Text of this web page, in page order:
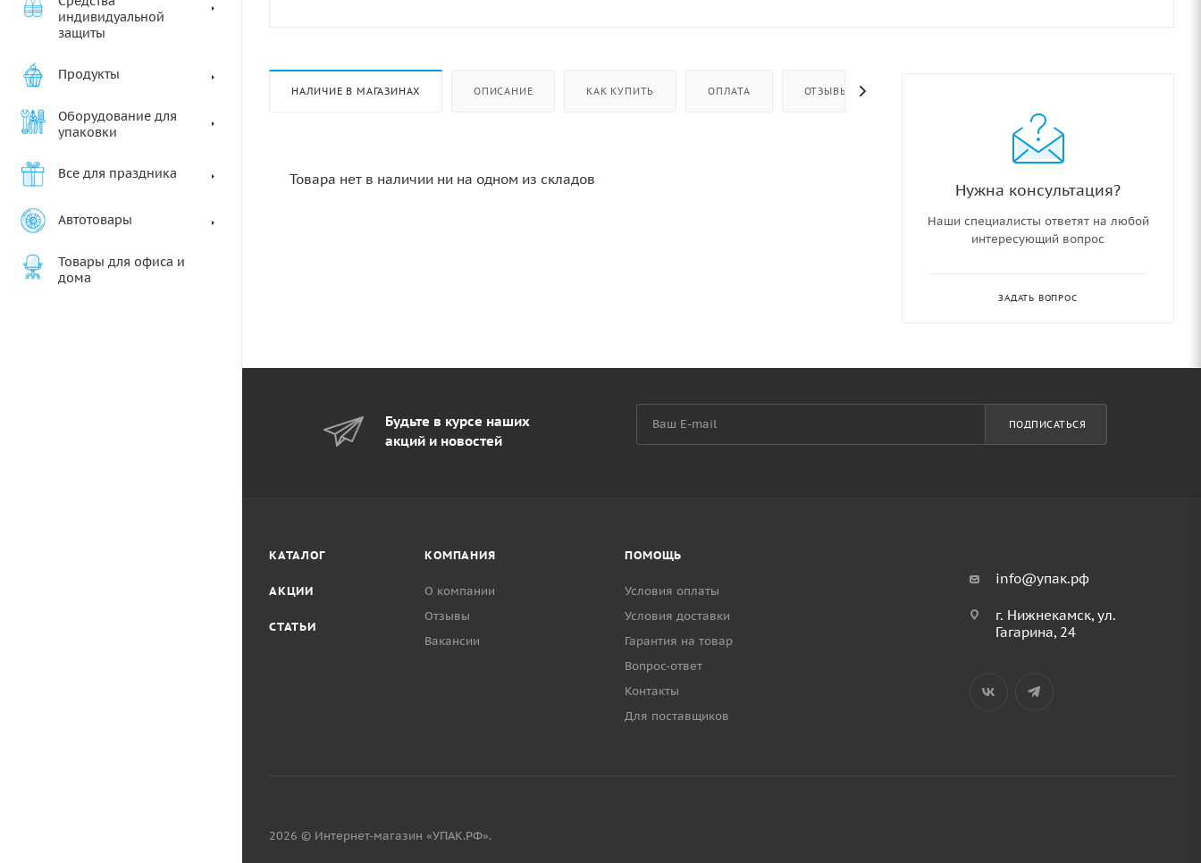
индивидуальной
защиты
Продукты
Оборудование для
упаковки
Все для праздника
Автотовары
Товары для офиса и
дома
НАЛИЧИЕ В МАГАЗИНАХ ОПИСАНИЕ КАК КУПИТЬ ОПЛАТА ОТЗЫВЫ
Товара нет в наличии ни на одном из складов
Нужна консультация?
Наши специалисты ответят на любой
интересующий вопрос
ЗАДАТЬ ВОПРОС
Будьте в курсе наших
акций и новостей
ПОДПИСАТЬСЯ
КАТАЛОГ
АКЦИИ
СТАТЬИ
КОМПАНИЯ
О компании
Отзывы
Вакансии
ПОМОЩЬ
Условия оплаты
Условия доставки
Гарантия на товар
Вопрос-ответ
Контакты
Для поставщиков
info@упак.рф
г. Нижнекамск, ул.
Гагарина, 24
2026 © Интернет-магазин «УПАК.РФ».